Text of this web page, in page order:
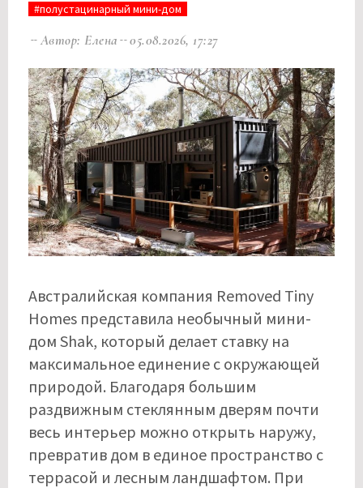
#полустацинарный мини-дом
Автор: Елена 05.08.2026, 17:27
Австралийская компания Removed Tiny
Homes представила необычный мини-
дом Shak, который делает ставку на
максимальное единение с окружающей
природой. Благодаря большим
раздвижным стеклянным дверям почти
весь интерьер можно открыть наружу,
превратив дом в единое пространство с
террасой и лесным ландшафтом. При